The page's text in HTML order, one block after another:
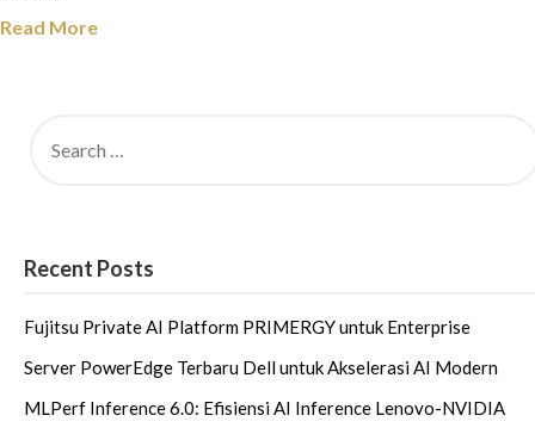
Read More
Recent Posts
Fujitsu Private AI Platform PRIMERGY untuk Enterprise
Server PowerEdge Terbaru Dell untuk Akselerasi AI Modern
MLPerf Inference 6.0: Efisiensi AI Inference Lenovo-NVIDIA